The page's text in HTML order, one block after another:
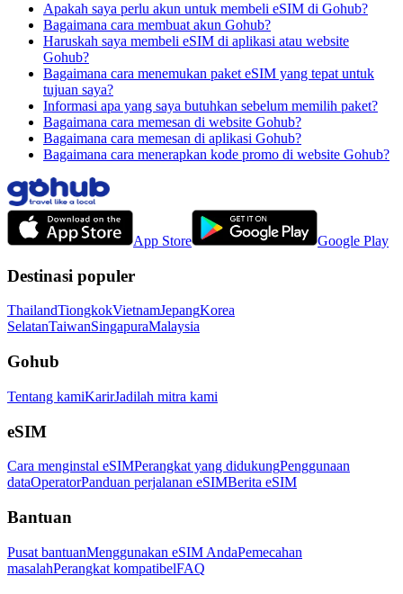
Apakah saya perlu akun untuk membeli eSIM di Gohub?
Bagaimana cara membuat akun Gohub?
Haruskah saya membeli eSIM di aplikasi atau website
Gohub?
Bagaimana cara menemukan paket eSIM yang tepat untuk
tujuan saya?
Informasi apa yang saya butuhkan sebelum memilih paket?
Bagaimana cara memesan di website Gohub?
Bagaimana cara memesan di aplikasi Gohub?
Bagaimana cara menerapkan kode promo di website Gohub?
App Store Google Play
Destinasi populer
ThailandTiongkokVietnamJepangKorea
SelatanTaiwanSingapuraMalaysia
Gohub
Tentang kamiKarirJadilah mitra kami
eSIM
Cara menginstal eSIMPerangkat yang didukungPenggunaan
dataOperatorPanduan perjalanan eSIMBerita eSIM
Bantuan
Pusat bantuanMenggunakan eSIM AndaPemecahan
masalahPerangkat kompatibelFAQ